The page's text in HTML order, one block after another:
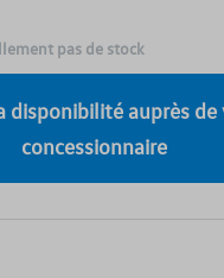
pas de stock
disponibilité auprès de
concessionnaire